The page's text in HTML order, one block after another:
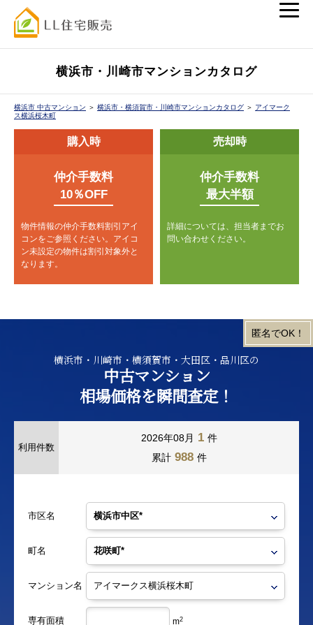
横浜市・川崎市マンションカタログ
横浜市 中古マンション ＞ 横浜市・横須賀市・川崎市マンションカタログ ＞ アイマーク
ス横浜桜木町
購入時
仲介手数料
10％OFF
物件情報の仲介手数料割引アイ
コンをご参照ください。 アイコ
ン未設定の物件は割引対象外と
なります。
売却時
仲介手数料
最大半額
詳細については、担当者までお
問い合わせください。
横浜市・川崎市・横須賀市・大田区・品川区の
中古マンション
相場価格を瞬間査定！
利用件数
2026年08月 1 件
累計 988 件
市区名
町名
マンション名
専有面積 m2